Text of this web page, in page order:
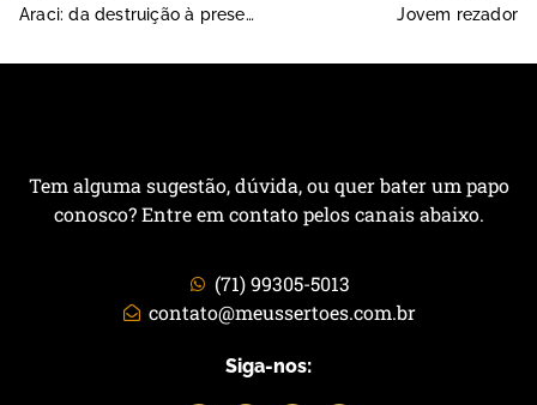
Araci: da destruição à preservação da memória Jovem rezador
Tem alguma sugestão, dúvida, ou quer bater um papo
conosco? Entre em contato pelos canais abaixo.
(71) 99305-5013
contato@meussertoes.com.br
Siga-nos: